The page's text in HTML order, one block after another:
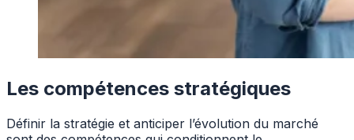
Les compétences stratégiques
Définir la stratégie et anticiper l’évolution du marché